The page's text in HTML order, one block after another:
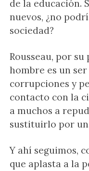
de la educación.
nuevos, ¿no
sociedad?
Rousseau, por
hombre es un
corrupciones y
contacto con la
a muchos a
sustituirlo por
Y ahí seguimos,
que aplasta a la